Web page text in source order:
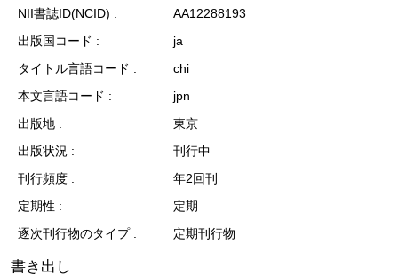
NII書誌ID(NCID)
AA12288193
出版国コード
ja
タイトル言語コード
chi
本文言語コード
jpn
出版地
東京
出版状況
刊行中
刊行頻度
年2回刊
定期性
定期
逐次刊行物のタイプ
定期刊行物
書き出し